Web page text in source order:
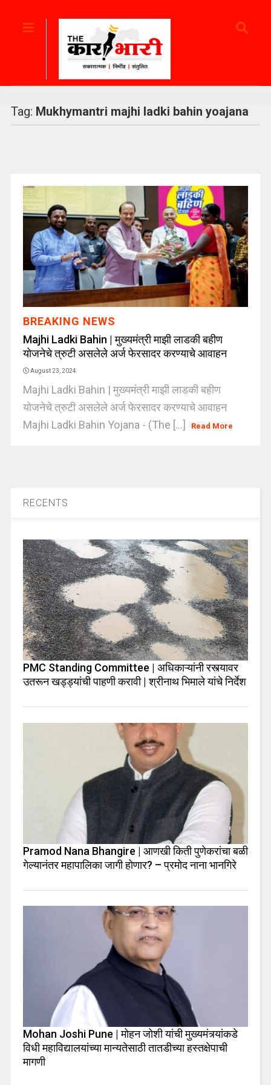
Tag: Mukhymantri majhi ladki bahin yoajana
BREAKING NEWS
Majhi Ladki Bahin | मुख्यमंत्री माझी लाडकी बहीण
योजनेचे त्रुटी असलेले अर्ज फेरसादर करण्याचे आवाहन
August 23, 2024
Majhi Ladki Bahin | मुख्यमंत्री माझी लाडकी बहीण
योजनेचे त्रुटी असलेले अर्ज फेरसादर करण्याचे आवाहन
Majhi Ladki Bahin Yojana - (The [...]
Read More
RECENTS
PMC Standing Committee | अधिकाऱ्यांनी रस्त्यावर
उतरून खड्ड्यांची पाहणी करावी | श्रीनाथ भिमाले यांचे निर्देश
Pramod Nana Bhangire | आणखी किती पुणेकरांचा बळी
गेल्यानंतर महापालिका जागी होणार? – प्रमोद नाना भानगिरे
Mohan Joshi Pune | मोहन जोशी यांची मुख्यमंत्र्यांकडे
विधी महाविद्यालयांच्या मान्यतेसाठी तातडीच्या हस्तक्षेपाची
मागणी